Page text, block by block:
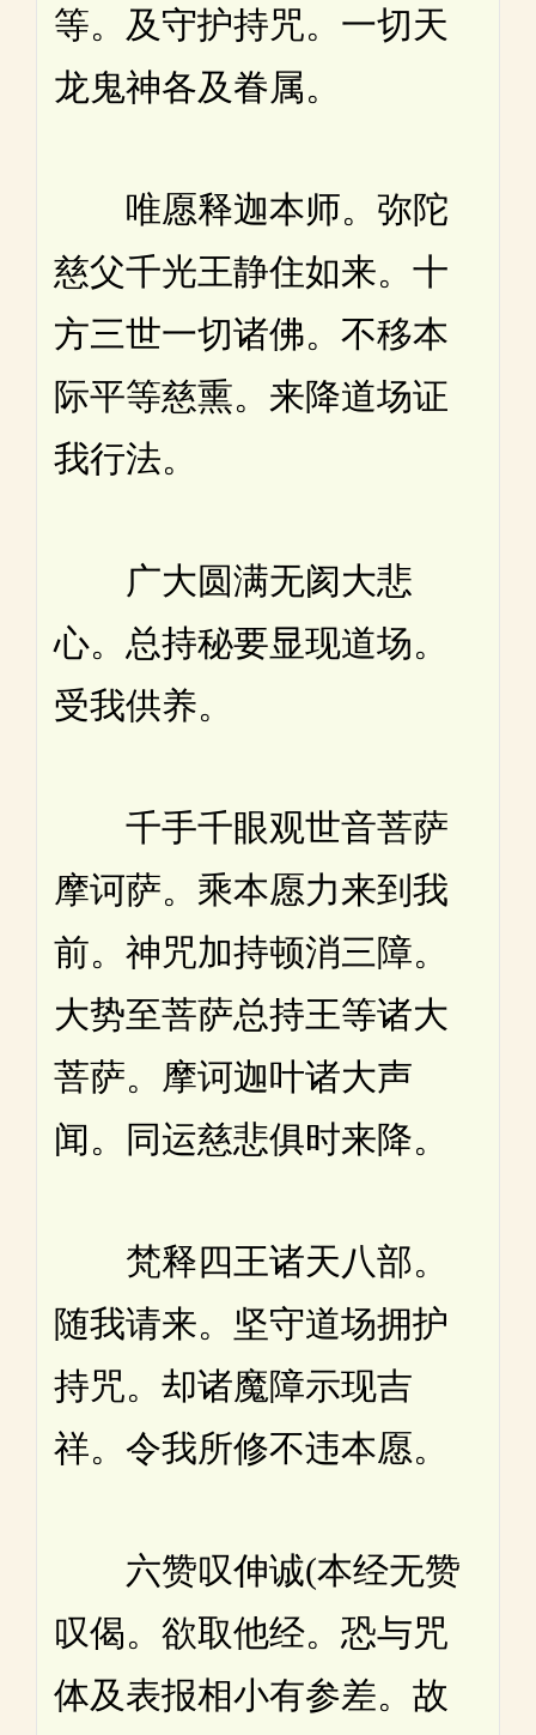
等。及守护持咒。一切天
龙鬼神各及眷属。
唯愿释迦本师。弥陀
慈父千光王静住如来。十
方三世一切诸佛。不移本
际平等慈熏。来降道场证
我行法。
广大圆满无阂大悲
心。总持秘要显现道场。
受我供养。
千手千眼观世音菩萨
摩诃萨。乘本愿力来到我
前。神咒加持顿消三障。
大势至菩萨总持王等诸大
菩萨。摩诃迦叶诸大声
闻。同运慈悲俱时来降。
梵释四王诸天八部。
随我请来。坚守道场拥护
持咒。却诸魔障示现吉
祥。令我所修不违本愿。
六赞叹伸诚(本经无赞
叹偈。欲取他经。恐与咒
体及表报相小有参差。故